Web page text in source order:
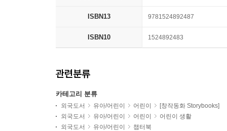
ISBN13 9781524892487
ISBN10 1524892483
관련분류
카테고리 분류
외국도서 유아/어린이 어린이
[창작동화 Storybooks]
외국도서
유아/어린이 어린이
어린이 생활
외국도서
유아/어린이
챕터북